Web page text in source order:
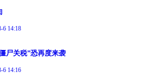
6 14:18
尸关税”恐再度来袭
6 14:16